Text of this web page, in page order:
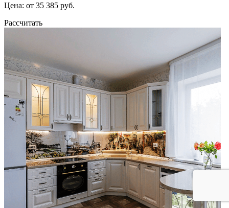
Цена: от 35 385 руб.
Рассчитать